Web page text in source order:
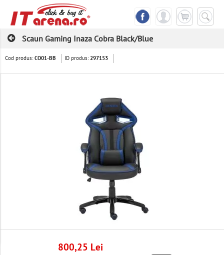
Scaun Gaming Inaza Cobra Black/Blue
Cod produs:CO01-BB ID produs:297153
800,25 Lei